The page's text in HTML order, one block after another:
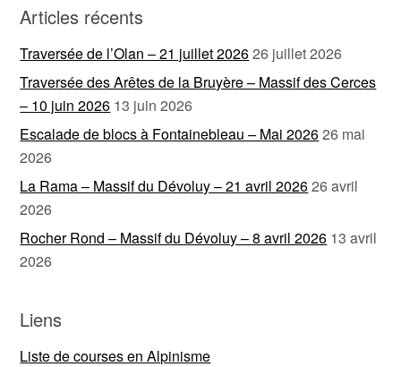
Articles récents
Traversée de l’Olan – 21 juillet 202626 juillet 2026
Traversée des Arêtes de la Bruyère – Massif des Cerces
– 10 juin 2026 13 juin 2026
Escalade de blocs à Fontainebleau – Mai 202626 mai
2026
La Rama – Massif du Dévoluy – 21 avril 202626 avril
2026
Rocher Rond – Massif du Dévoluy – 8 avril 2026 13 avril
2026
Liens
Liste de courses en Alpinisme